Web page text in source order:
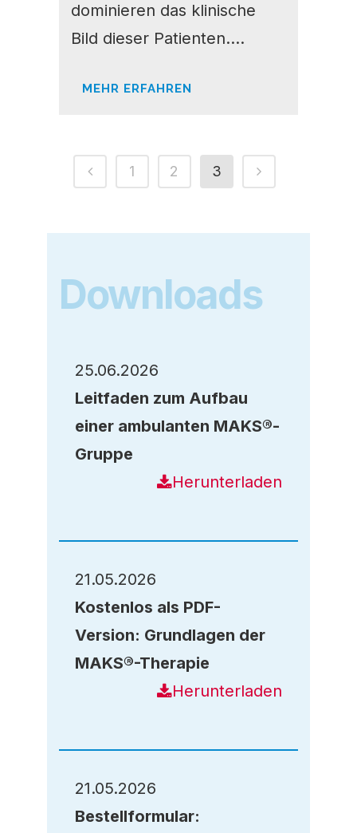
Downloads
25.06.2026
Leitfaden zum Aufbau
einer ambulanten MAKS®-
Gruppe
Herunterladen
21.05.2026
Kostenlos als PDF-
Version: Grundlagen der
MAKS®-Therapie
Herunterladen
21.05.2026
Bestellformular:
dominieren das klinische
Bild dieser Patienten....
MEHR ERFAHREN
1 2 3